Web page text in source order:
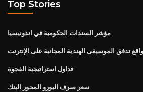
Top Stories
مؤشر السندات الحكومية في اندونيسيا
تدفق الموسيقى الهندية المجانية على الإنترنت
تداول استراتيجية الفجوة
سعر صرف اليورو المحور البنك